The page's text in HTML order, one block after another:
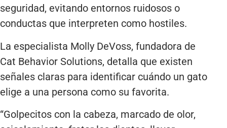
seguridad, evitando entornos ruidosos o
conductas que interpreten como hostiles.
La especialista Molly DeVoss, fundadora de
Cat Behavior Solutions, detalla que existen
señales claras para identificar cuándo un gato
elige a una persona como su favorita.
“Golpecitos con la cabeza, marcado de olor,